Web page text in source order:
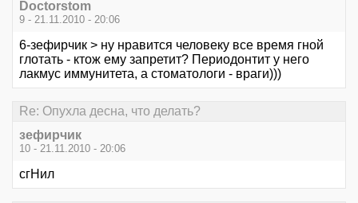
Doctorstom
9 - 21.11.2010 - 20:06
6-зефирчик > ну нравится человеку все время гной
глотать - ктож ему запретит? Периодонтит у него
лакмус иммунитета, а стоматологи - враги)))
Re: Опухла десна, что делать?
зефирчик
10 - 21.11.2010 - 20:06
сгНил